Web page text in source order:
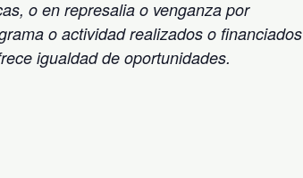
o en represalia o venganza por
o actividad realizados o financiados
igualdad de oportunidades.